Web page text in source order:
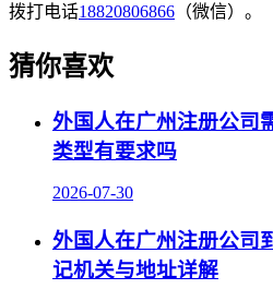
拨打电话18820806866 （微信）。
猜你喜欢
外国人在广州注册公司
类型有要求吗
2026-07-30
外国人在广州注册公司
记机关与地址详解